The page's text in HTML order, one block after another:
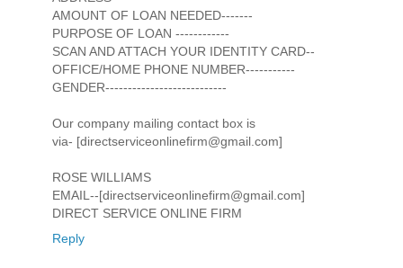
AMOUNT OF LOAN NEEDED-------
PURPOSE OF LOAN ------------
SCAN AND ATTACH YOUR IDENTITY CARD--
OFFICE/HOME PHONE NUMBER-----------
GENDER---------------------------
Our company mailing contact box is
via- [directserviceonlinefirm@gmail.com]
ROSE WILLIAMS
EMAIL--[directserviceonlinefirm@gmail.com]
DIRECT SERVICE ONLINE FIRM
Reply